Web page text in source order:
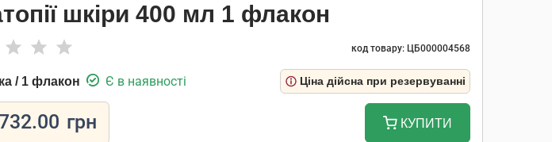
шкіри 400 мл 1 флакон
код товару: ЦБ000004568
/ 1 флакон Є в наявності Ціна дійсна при резервуванні
грн КУПИТИ